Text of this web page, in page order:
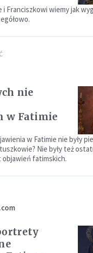
i Franciszkowi wiemy jak
nie
w Fatimie
w Fatimie nie były
Nie były też
fatimskich.